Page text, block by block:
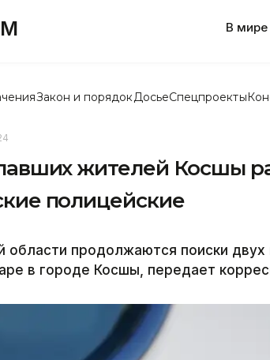
В мире
Закон и порядок ДосьеСпецпроекты
жителей Косшы
полицейские
области продолжаются поиски
в городе Косшы, передает